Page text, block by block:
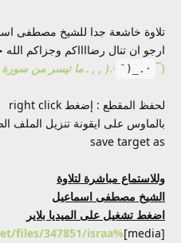
تلاوة خاشعة جدا للشيخ مصطفى
ارجو ان تنال رضااااكم وجزاكم الله
(¯
·._(¯
·.( , , . ما تيسر من سورة
لحفظ المقطع : إضغط right click
بالماوس على ايقونة تنزيل الملف
save target as
وللاستماع مباشرة لتلاوة
الشيخ مصطفى اسماعيل
اضغط تشغيل على الميديا بلاير
[media]
files/347851/israa%